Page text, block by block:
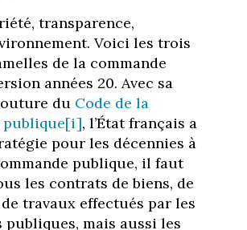
transparence,
Voici les trois
de la commande
années 20. Avec sa
du Code de la
publique[i], l’État français a
pour les décennies à
publique, il faut
les contrats de biens, de
travaux effectués par les
publiques, mais aussi les